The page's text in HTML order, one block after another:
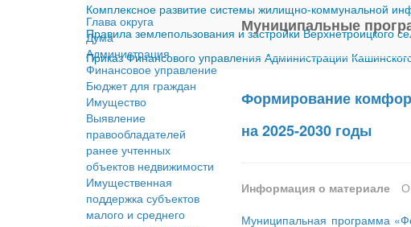
Комплексное развитие системы жилищно-коммунальной
Правила землепользования и застройки Верхнетроицкого
Приказ Финансового управления Администрации
Глава округа
Дума
Администрация
Финансовое управление
Бюджет для граждан
Имущество
Выявление
правообладателей
ранее учтенных
объектов недвижимости
Имущественная
поддержка субъектов
малого и среднего
Муниципальные
Формирование
на 2025-2030 годы
Информация о материале
Муниципальная программа